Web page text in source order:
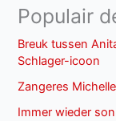
Populair
Breuk tussen
Schlager-icoon
Zangeres
Immer wieder